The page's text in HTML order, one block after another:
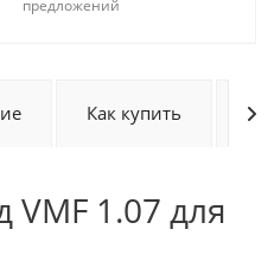
предложений
Как купить
VMF 1.07 для